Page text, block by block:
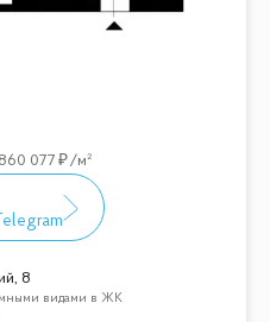
860 077 /м²
8
видами в ЖК